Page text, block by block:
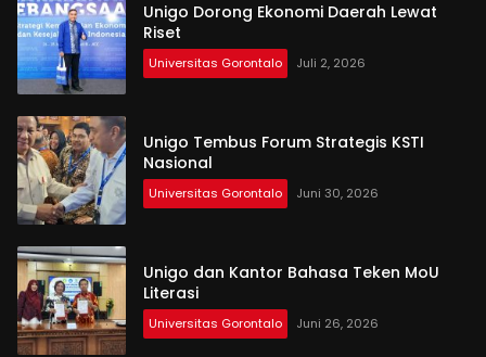
Unigo Dorong Ekonomi Daerah Lewat
Riset
Universitas Gorontalo Juli 2, 2026
Unigo Tembus Forum Strategis KSTI
Nasional
Universitas Gorontalo Juni 30, 2026
Unigo dan Kantor Bahasa Teken MoU
Literasi
Universitas Gorontalo Juni 26, 2026